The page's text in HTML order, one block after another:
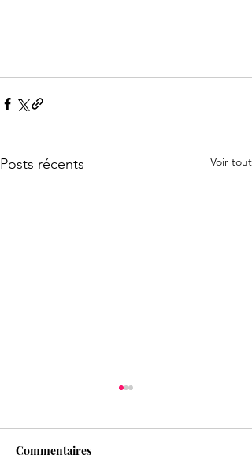
Posts récents Voir tout
Commentaires